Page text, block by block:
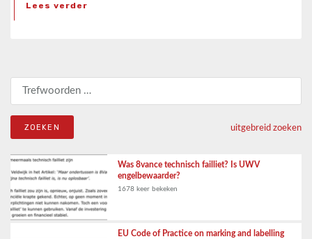
Lees verder
Zoeken naar:
uitgebreid zoeken
Was 8vance technisch failliet? Is UWV
engelbewaarder?
1678 keer bekeken
EU Code of Practice on marking and labelling